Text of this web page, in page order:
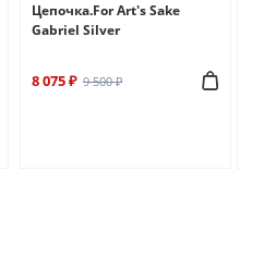
Цепочка.For Art's Sake
Gabriel Silver
8 075 ₽ 9 500 ₽